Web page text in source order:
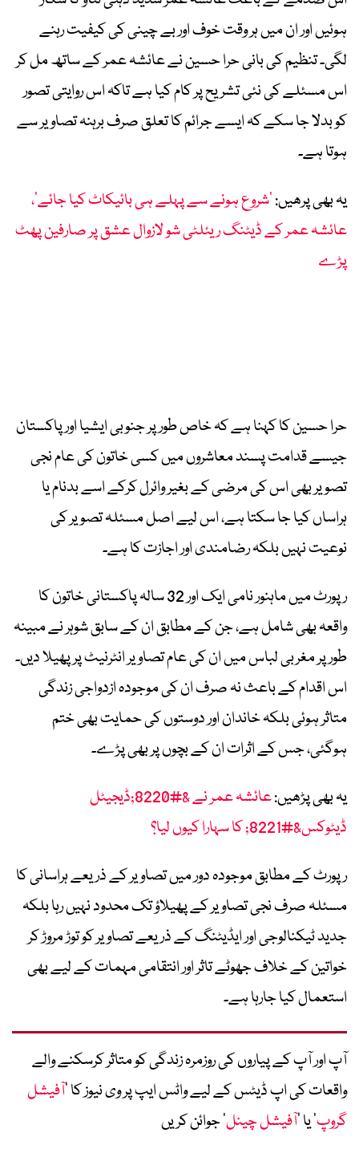
ہوئیں اور ان میں ہر وقت خوف اور بے چینی کی کیفیت رہنے
لگی۔ تنظیم کی بانی حرا حسین نے عائشہ عمر کے ساتھ مل کر
اس مسئلے کی نئی تشریح پر کام کیا ہے تاکہ اس روایتی تصور
کو بدلا جا سکے کہ ایسے جرائم کا تعلق صرف برہنہ تصاویر سے
ہوتا ہے۔
یہ بھی پرھیں:’شروع ہونے سے پہلے ہی بائیکاٹ کیا جائے‘،
عائشہ عمر کے ڈیٹنگ ریئلٹی شو لازوال عشق پر صارفین پھٹ
پڑے
حرا حسین کا کہنا ہے کہ خاص طور پر جنوبی ایشیا اور پاکستان
جیسے قدامت پسند معاشروں میں کسی خاتون کی عام نجی
تصویر بھی اس کی مرضی کے بغیر وائرل کرکے اسے بدنام یا
ہراساں کیا جا سکتا ہے، اس لیے اصل مسئلہ تصویر کی
نوعیت نہیں بلکہ رضامندی اور اجازت کا ہے۔
رپورٹ میں ماہنور نامی ایک اور 32 سالہ پاکستانی خاتون کا
واقعہ بھی شامل ہے، جن کے مطابق ان کے سابق شوہر نے مبینہ
طور پر مغربی لباس میں ان کی عام تصاویر انٹرنیٹ پر پھیلا دیں۔
اس اقدام کے باعث نہ صرف ان کی موجودہ ازدواجی زندگی
متاثر ہوئی بلکہ خاندان اور دوستوں کی حمایت بھی ختم
ہوگئی، جس کے اثرات ان کے بچوں پر بھی پڑے۔
یہ بھی پڑھیں:
عائشہ عمر نے &#8220;ڈیجیٹل
ڈیٹوکس&#8221; کا سہارا کیوں لیا؟
رپورٹ کے مطابق موجودہ دور میں تصاویر کے ذریعے ہراسانی کا
مسئلہ صرف نجی تصاویر کے پھیلاؤ تک محدود نہیں رہا بلکہ
جدید ٹیکنالوجی اور ایڈیٹنگ کے ذریعے تصاویر کو توڑ مروڑ کر
خواتین کے خلاف جھوٹے تاثر اور انتقامی مہمات کے لیے بھی
استعمال کیا جارہا ہے۔
آپ اور آپ کے پیاروں کی روزمرہ زندگی کو متاثر کرسکنے والے
واقعات کی اپ ڈیٹس کے لیے واٹس ایپ پر وی نیوز کا ’آفیشل
گروپ‘ یا ’آفیشل چینل‘ جوائن کریں